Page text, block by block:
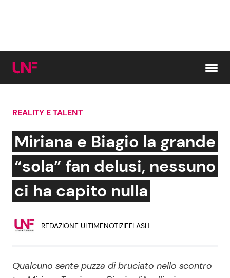
Cerca:
News e Cronaca
Attualità Italiana
Persone Scomparse
Gossip e TV
Bellezze VIP
Programmi TV
REALITY E TALENT
Miriana e Biagio la grande
“sola” fan delusi, nessuno
ci ha capito nulla
REDAZIONE ULTIMENOTIZIEFLASH
Qualcuno sente puzza di bruciato nello scontro